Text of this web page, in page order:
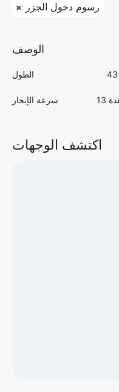
رسوم دخول الجزر
الوصف
الطول
سرعة الإبحار
اكتشف الوجهات